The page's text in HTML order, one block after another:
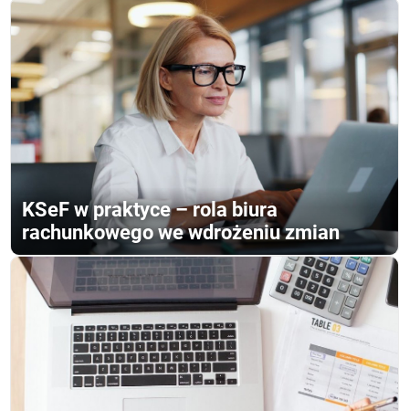
KSeF w praktyce – rola biura
rachunkowego we wdrożeniu zmian